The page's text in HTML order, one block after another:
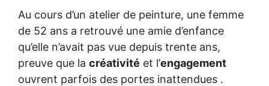
Au cours d’un atelier de peinture, une femme
de 52 ans a retrouvé une amie d’enfance
qu’elle n’avait pas vue depuis trente ans,
preuve que la créativité et l’engagement
ouvrent parfois des portes inattendues .